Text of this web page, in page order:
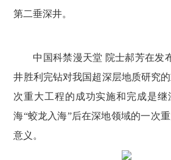
第二垂深井。
中国科禁漫天堂 院士郝芳在发
井胜利完钻‍‍‍‍对我国超深层地质研究
次重大工程的成功实施和完成是继
海“蛟龙入海”后在深地领域的一次
意义。